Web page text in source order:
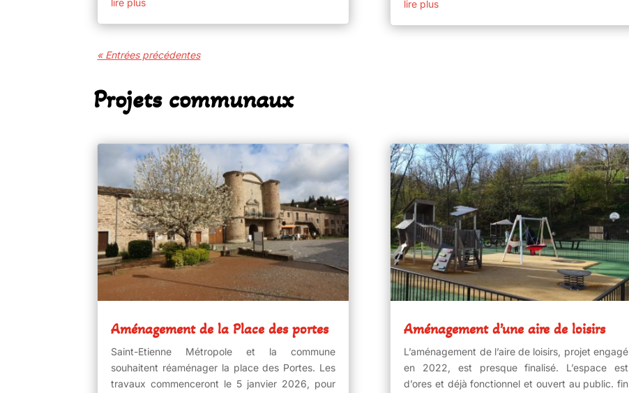
lire plus
lire plus
« Entrées précédentes
Projets communaux
Aménagement de la Place des portes
Saint-Etienne Métropole et la commune
souhaitent réaménager la place des Portes. Les
travaux commenceront le 5 janvier 2026, pour
Aménagement d’une aire de loisirs
L’aménagement de l’aire de loisirs, projet engagé
en 2022, est presque finalisé. L’espace est
d’ores et déjà fonctionnel et ouvert au public. fin